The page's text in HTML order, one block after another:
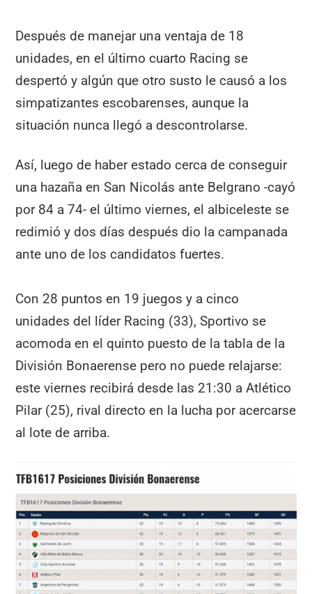
Después de manejar una ventaja de 18
unidades, en el último cuarto Racing se
despertó y algún que otro susto le causó a los
simpatizantes escobarenses, aunque la
situación nunca llegó a descontrolarse.
Así, luego de haber estado cerca de conseguir
una hazaña en San Nicolás ante Belgrano -cayó
por 84 a 74- el último viernes, el albiceleste se
redimió y dos días después dio la campanada
ante uno de los candidatos fuertes.
Con 28 puntos en 19 juegos y a cinco
unidades del líder Racing (33), Sportivo se
acomoda en el quinto puesto de la tabla de la
División Bonaerense pero no puede relajarse:
este viernes recibirá desde las 21:30 a Atlético
Pilar (25), rival directo en la lucha por acercarse
al lote de arriba.